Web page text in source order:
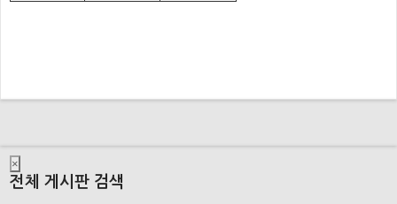
×
전체 게시판 검색